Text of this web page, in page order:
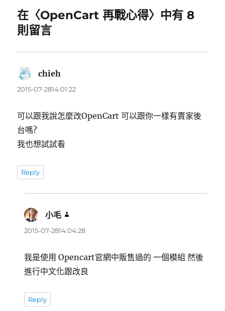
在〈OpenCart 再戰心得〉中有 8
則留言
chieh
示:
2015-07-2814:01:22
可以跟我說怎麼改OpenCart 可以跟你一樣有賣家後
台嗎?
我也想試試看
Reply
小毛
示:
2015-07-2814:04:28
我是使用 Opencart官網中販售過的 一個模組 然後
進行中文化跟改良
Reply